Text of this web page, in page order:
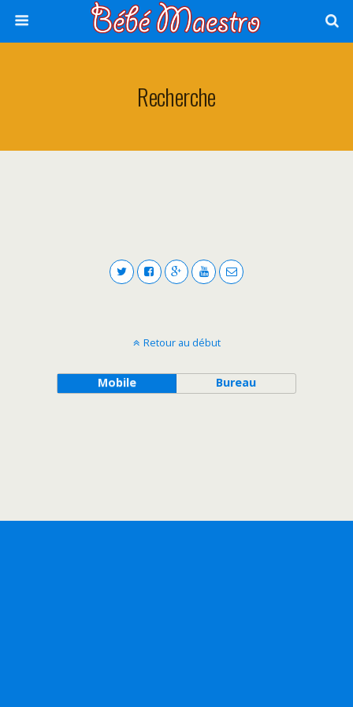
Recherche
Retour au début
Mobile Bureau